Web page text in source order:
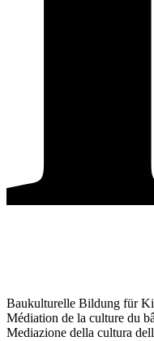
Baukulturelle Bildung für
Médiation de la culture du
Mediazione della cultura